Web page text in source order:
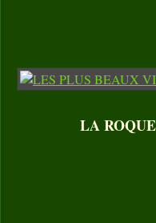
LA